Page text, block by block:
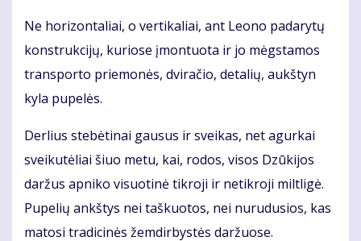
Ne horizontaliai, o vertikaliai, ant Leono padarytų
konstrukcijų, kuriose įmontuota ir jo mėgstamos
transporto priemonės, dviračio, detalių, aukštyn
kyla pupelės.
Derlius stebėtinai gausus ir sveikas, net agurkai
sveikutėliai šiuo metu, kai, rodos, visos Dzūkijos
daržus apniko visuotinė tikroji ir netikroji miltligė.
Pupelių ankštys nei taškuotos, nei nurudusios, kas
matosi tradicinės žemdirbystės daržuose.